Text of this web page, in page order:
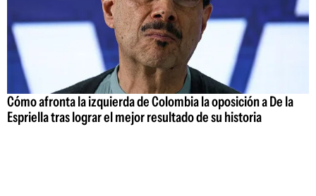
Cómo afronta la izquierda de Colombia la oposición a De la
Espriella tras lograr el mejor resultado de su historia